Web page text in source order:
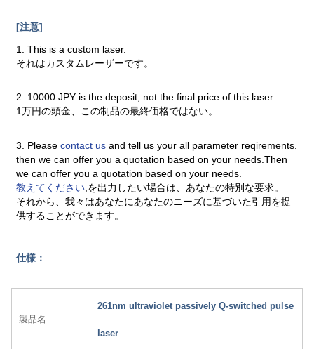
[注意]
1. This is a custom laser.
それはカスタムレーザーです。
2. 10000 JPY is the deposit, not the final price of this laser.
1万円の頭金、この制品の最終価格ではない。
3. Pleasecontact usand tell us your all parameter reqirements.
then we can offer you a quotation based on your needs.Then
we can offer you a quotation based on your needs.
教えてください ,を出力したい場合は、あなたの特別な要求。
それから、我々はあなたにあなたのニーズに基づいた引用を提
供することができます。
仕様：
製品名
261nm ultraviolet passively Q-switched pulse
laser